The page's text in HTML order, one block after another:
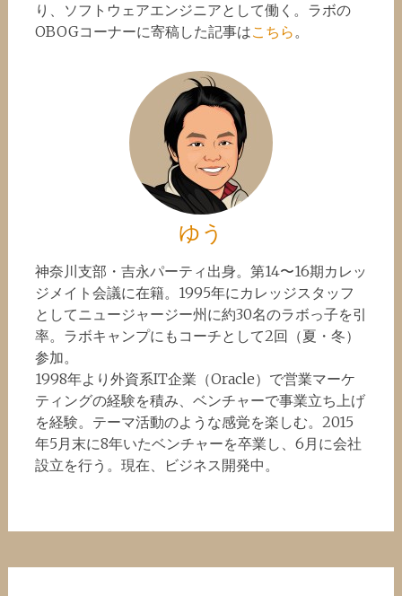
り、ソフトウェアエンジニアとして働く。ラボの
OBOGコーナーに寄稿した記事はこちら。
ゆう
神奈川支部・吉永パーティ出身。第14〜16期カレッ
ジメイト会議に在籍。1995年にカレッジスタッフ
としてニュージャージー州に約30名のラボっ子を引
率。ラボキャンプにもコーチとして2回（夏・冬）
参加。
1998年より外資系IT企業（Oracle）で営業マーケ
ティングの経験を積み、ベンチャーで事業立ち上げ
を経験。テーマ活動のような感覚を楽しむ。2015
年5月末に8年いたベンチャーを卒業し、6月に会社
設立を行う。現在、ビジネス開発中。